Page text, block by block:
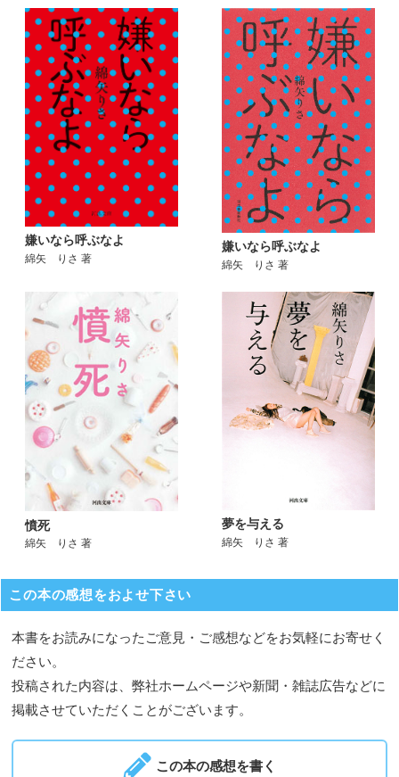
嫌いなら呼ぶなよ
綿矢 りさ 著
嫌いなら呼ぶなよ
綿矢 りさ 著
憤死
綿矢 りさ 著
夢を与える
綿矢 りさ 著
この本の感想をおよせ下さい
本書をお読みになったご意見・ご感想などをお気軽にお寄せく
ださい。
投稿された内容は、弊社ホームページや新聞・雑誌広告などに
掲載させていただくことがございます。
この本の感想を書く